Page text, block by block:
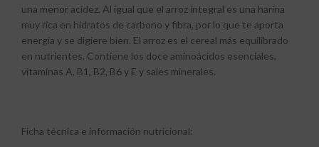
una menor acidez. Al igual que el arroz integral es una harina
muy rica en hidratos de carbono y fibra, por lo que te aporta
energía y se digiere bien. El arroz es el cereal más equilibrado
en nutrientes. Contiene los doce aminoácidos esenciales,
vitaminas A, B1, B2, B6 y E y sales minerales.
Ficha técnica e información nutricional: